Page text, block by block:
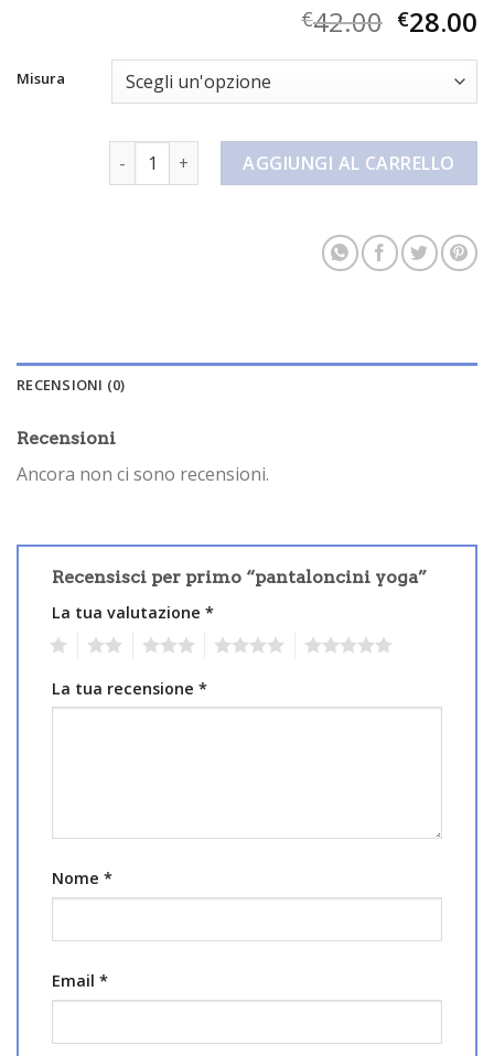
€42.00 €28.00
Misura
pantaloncini yoga quantitàAGGIUNGI AL CARRELLO
RECENSIONI (0)
Recensioni
Ancora non ci sono recensioni.
Recensisci per primo “pantaloncini yoga”
La tua valutazione *
La tua recensione *
Nome *
Email *